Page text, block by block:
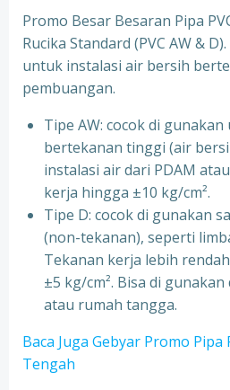
Promo Besar Besaran Pipa
Rucika Standard (PVC AW &
untuk instalasi air bersih
pembuangan.
Tipe AW: cocok di
bertekanan tinggi (air
instalasi air dari PDAM
kerja hingga ±10 kg/cm².
Tipe D: cocok di gunakan
(non-tekanan), seperti
Tekanan kerja lebih
±5 kg/cm². Bisa di
atau rumah tangga.
Baca Juga Gebyar Promo Pipa
Tengah